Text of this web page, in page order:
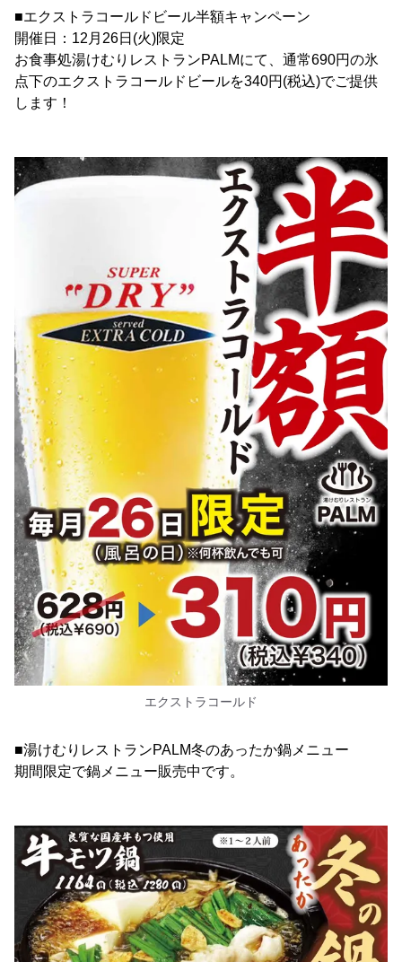
■エクストラコールドビール半額キャンペーン
開催日：12月26日(火)限定
お食事処湯けむりレストランPALMにて、通常690円の氷
点下のエクストラコールドビールを340円(税込)でご提供
します！
エクストラコールド
■湯けむりレストランPALM冬のあったか鍋メニュー
期間限定で鍋メニュー販売中です。